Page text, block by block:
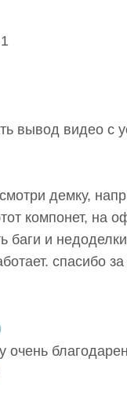
вывод видео с
демку,
компонет, на
баги и
спасибо за
очень